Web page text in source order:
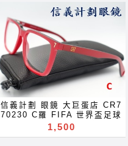
ね 안경 Okulary specula
ImeMyself Eyewear
casual wear clothes and
accessories
焦點 鏡片 近视 眼镜 抗藍光
濾藍光 變色鏡片 抗蓝光 滤蓝
光 全視線 變色鏡片 全视线
变色镜片 optical frames
spectacles glasses Rx
prescription for near far
sighted reading glass
blue block lenses blue
light block filter
eyeglasses Акуляры
Kacamata Gafas Des
lunettes نظارات очки
Brýle Mga Salamin
occhiali Gläser szemüveg
信義計劃 眼鏡 大巨蛋店 CR7
70230 C羅 FIFA 世界盃足球
賽 世足賽 膠框 大框 方框 彈
1,500